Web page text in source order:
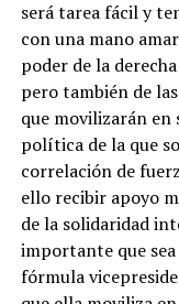
será tarea fácil y
con una mano
poder de la
pero también de
que movilizarán
política de la que
correlación de
ello recibir apoyo
de la solidaridad
importante que
fórmula